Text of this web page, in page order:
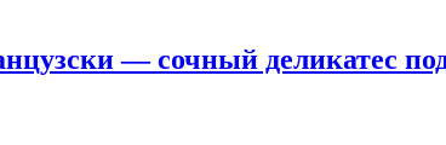
— сочный деликатес